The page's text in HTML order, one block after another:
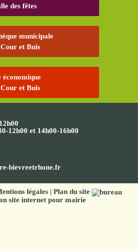
des fêtes
municipale
et Buis
économique
et Buis
12h00 et 14h00-16h00
bievreetrhone.fr
légales| Plan du site
site internet pour mairie